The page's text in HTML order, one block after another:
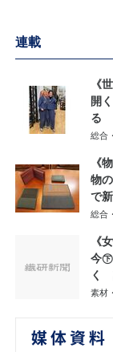
連載
《
開
る
総合
《
物
で
総合
《
今
く
素材